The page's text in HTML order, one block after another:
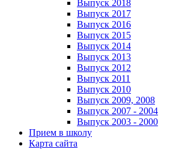
Выпуск 2018
Выпуск 2017
Выпуск 2016
Выпуск 2015
Выпуск 2014
Выпуск 2013
Выпуск 2012
Выпуск 2011
Выпуск 2010
Выпуск 2009, 2008
Выпуск 2007 - 2004
Выпуск 2003 - 2000
Прием в школу
Карта сайта